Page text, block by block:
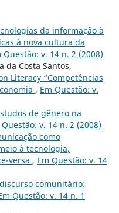
da informação à
à nova cultura da
Questão: v. 14 n. 2 (2008)
da Costa Santos,
Literacy “Competências
, Em Questão: v.
de gênero na
Questão: v. 14 n. 2 (2008)
como
à tecnologia,
versa , Em Questão: v. 14
comunitário:
Questão: v. 14 n. 1